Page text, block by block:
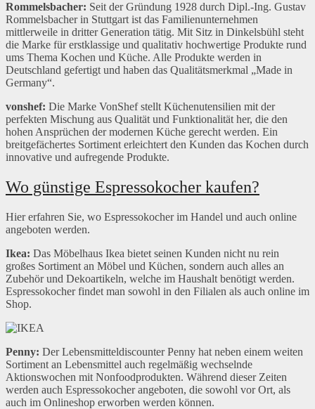
Rommelsbacher: Seit der Gründung 1928 durch Dipl.-Ing. Gustav
Rommelsbacher in Stuttgart ist das Familienunternehmen
mittlerweile in dritter Generation tätig. Mit Sitz in Dinkelsbühl steht
die Marke für erstklassige und qualitativ hochwertige Produkte rund
ums Thema Kochen und Küche. Alle Produkte werden in
Deutschland gefertigt und haben das Qualitätsmerkmal „Made in
Germany“.
vonshef: Die Marke VonShef stellt Küchenutensilien mit der
perfekten Mischung aus Qualität und Funktionalität her, die den
hohen Ansprüchen der modernen Küche gerecht werden. Ein
breitgefächertes Sortiment erleichtert den Kunden das Kochen durch
innovative und aufregende Produkte.
Wo günstige Espressokocher kaufen?
Hier erfahren Sie, wo Espressokocher im Handel und auch online
angeboten werden.
Ikea: Das Möbelhaus Ikea bietet seinen Kunden nicht nu rein
großes Sortiment an Möbel und Küchen, sondern auch alles an
Zubehör und Dekoartikeln, welche im Haushalt benötigt werden.
Espressokocher findet man sowohl in den Filialen als auch online im
Shop.
Penny: Der Lebensmitteldiscounter Penny hat neben einem weiten
Sortiment an Lebensmittel auch regelmäßig wechselnde
Aktionswochen mit Nonfoodprodukten. Während dieser Zeiten
werden auch Espressokocher angeboten, die sowohl vor Ort, als
auch im Onlineshop erworben werden können.